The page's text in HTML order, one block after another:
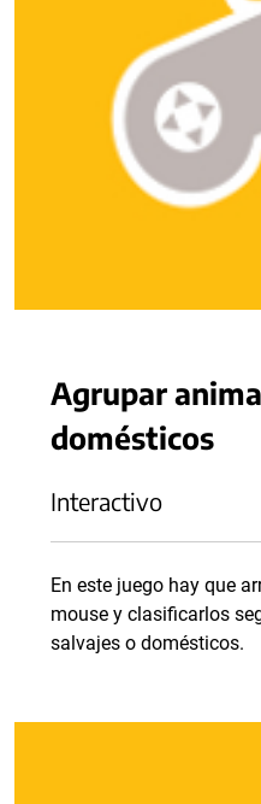
Agrupar
domésticos
Interactivo
En este juego hay que
mouse y clasificarlos
salvajes o domésticos.